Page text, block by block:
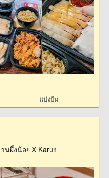
แบ่งปัน
นผึ้งน้อย X Karun